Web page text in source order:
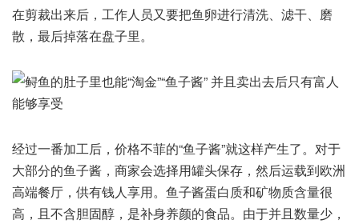
在剪裁出来后，工作人员又要把鱼卵进行清洗、滤干、磨
散，最后掉落在盘子里。
经过一番加工后，价格不菲的“鱼子酱”就这样产生了。对于
大部分的鱼子酱，商家会选择用罐头保存，然后运载到欧洲
高端餐厅，供有钱人享用。鱼子酱蛋白质和矿物质含量很
高，且不含胆固醇，是补身养颜的食品。由于并且数量少，